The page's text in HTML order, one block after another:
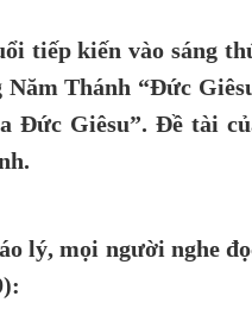
tiếp kiến vào sáng
Thánh “Đức
Đức Giêsu”. Đề tài
lý, mọi người nghe